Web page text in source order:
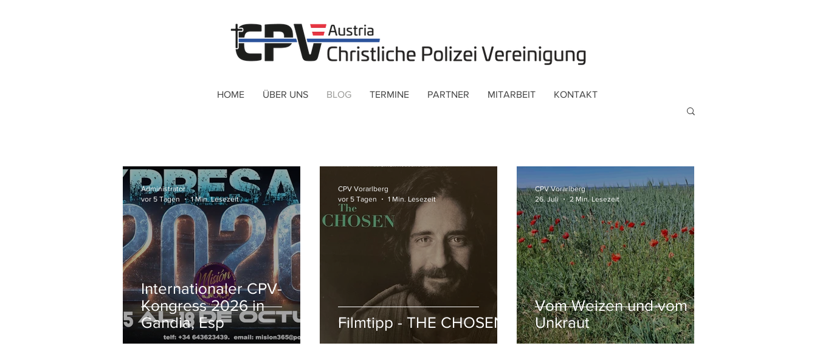
HOME ÜBER UNS BLOG TERMINE PARTNER MITARBEIT KONTAKT
Internationaler CPV-
Kongress 2026 in
Gandia, Esp
Administrator
vor 5 Tagen
1 Min. Lesezeit
Filmtipp - THE CHOSEN
CPV Vorarlberg
vor 5 Tagen
1 Min. Lesezeit
Vom Weizen und vom
Unkraut
CPV Vorarlberg
26. Juli
2 Min. Lesezeit